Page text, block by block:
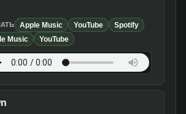
Apple Music YouTube
Spotify
Music
YouTube